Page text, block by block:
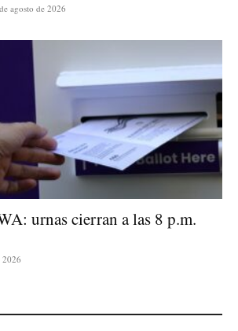
agosto de 2026
urnas cierran a las 8 p.m.
2026